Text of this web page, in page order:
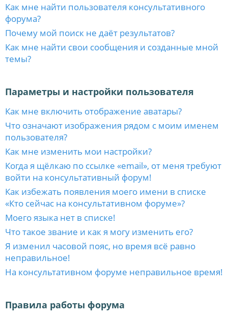
Как мне найти пользователя консультативного
форума?
Почему мой поиск не даёт результатов?
Как мне найти свои сообщения и созданные мной
темы?
Параметры и настройки пользователя
Как мне включить отображение аватары?
Что означают изображения рядом с моим именем
пользователя?
Как мне изменить мои настройки?
Когда я щёлкаю по ссылке «email», от меня требуют
войти на консультативный форум!
Как избежать появления моего имени в списке
«Кто сейчас на консультативном форуме»?
Моего языка нет в списке!
Что такое звание и как я могу изменить его?
Я изменил часовой пояс, но время всё равно
неправильное!
На консультативном форуме неправильное время!
Правила работы форума